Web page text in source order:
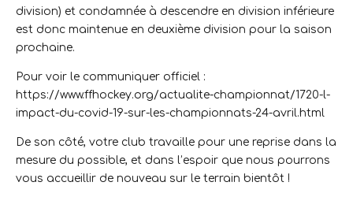
division) et condamnée à descendre en division inférieure
est donc maintenue en deuxième division pour la saison
prochaine.
Pour voir le communiquer officiel :
https://www.ffhockey.org/actualite-championnat/1720-l-
impact-du-covid-19-sur-les-championnats-24-avril.html
De son côté, votre club travaille pour une reprise dans la
mesure du possible, et dans l’espoir que nous pourrons
vous accueillir de nouveau sur le terrain bientôt !